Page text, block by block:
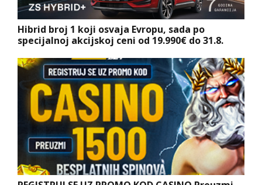
Hibrid broj 1 koji osvaja Evropu, sada po
specijalnoj akcijskoj ceni od 19.990€ do 31.8.